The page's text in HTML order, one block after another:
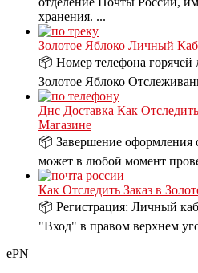
хранения. ...
Золотое Яблоко Личный
📦 Номер телефона
Золотое Яблоко
Днс Доставка Как
Магазине
📦 Завершение оформления
может в любой момент
Как Отследить Заказ в
📦 Регистрация: Личный
"Вход" в правом верхнем
ePN